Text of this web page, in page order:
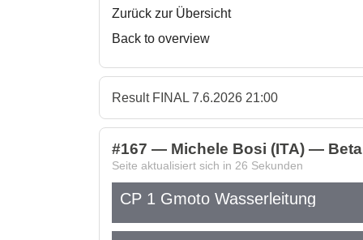
Zurück zur Übersicht
Back to overview
Result FINAL 7.6.2026 21:00
#167 — Michele Bosi (ITA) — Beta
Seite aktualisiert sich in 26 Sekunden
CP 1 Gmoto Wasserleitung